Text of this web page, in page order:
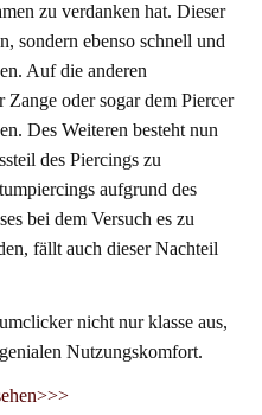
zu verdanken hat. Dieser
sondern ebenso schnell und
Auf die anderen
oder sogar dem Piercer
Des Weiteren besteht nun
des Piercings zu
aufgrund des
bei dem Versuch es zu
fällt auch dieser Nachteil
nicht nur klasse aus,
Nutzungskomfort.